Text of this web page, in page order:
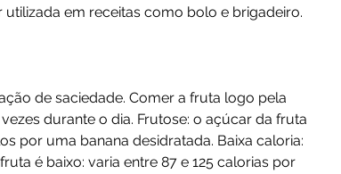
em receitas como bolo e brigadeiro.
de saciedade. Comer a fruta logo pela
durante o dia. Frutose: o açúcar da fruta
por uma banana desidratada. Baixa caloria:
é baixo: varia entre 87 e 125 calorias por